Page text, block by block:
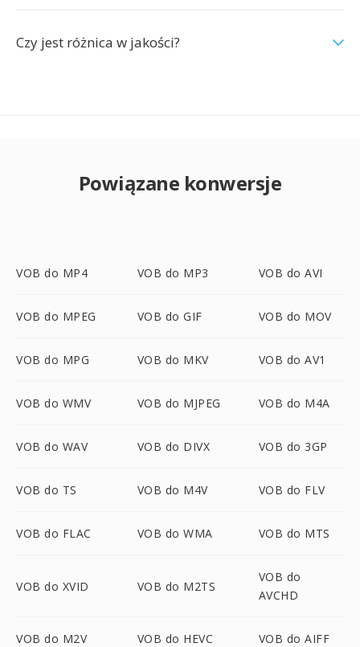
Czy jest różnica w jakości?
Powiązane konwersje
VOB do MP4 VOB do MP3 VOB do AVI
VOB do MPEG VOB do GIF VOB do MOV
VOB do MPG VOB do MKV VOB do AV1
VOB do WMV VOB do MJPEG VOB do M4A
VOB do WAV VOB do DIVX VOB do 3GP
VOB do TS VOB do M4V VOB do FLV
VOB do FLAC VOB do WMA VOB do MTS
VOB do XVID VOB do M2TS
VOB do
AVCHD
VOB do M2V VOB do HEVC VOB do AIFF